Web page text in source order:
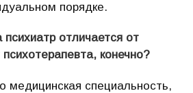
порядке.
отличается от
конечно?
медицинская специальность,